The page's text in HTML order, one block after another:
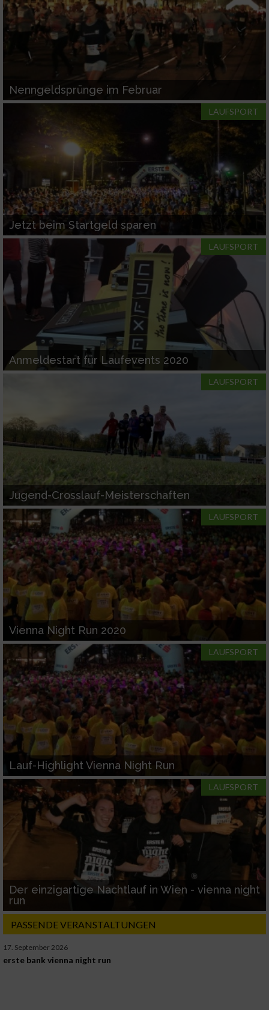
Nenngeldsprünge im Februar
LAUFSPORT
Jetzt beim Startgeld sparen
LAUFSPORT
Anmeldestart für Laufevents 2020
LAUFSPORT
Jugend-Crosslauf-Meisterschaften
LAUFSPORT
Vienna Night Run 2020
LAUFSPORT
Lauf-Highlight Vienna Night Run
LAUFSPORT
Der einzigartige Nachtlauf in Wien - vienna night
run
PASSENDE VERANSTALTUNGEN
17. September 2026
erste bank vienna night run